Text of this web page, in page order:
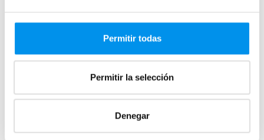
Permitir todas
Permitir la selección
Denegar
Mamparas cuadradas
Fijos y paneles de ducha
Correderas sin perfiles